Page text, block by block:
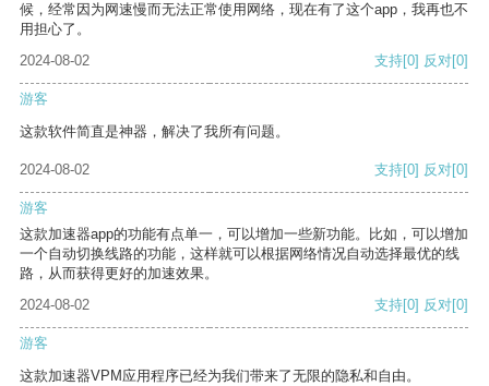
候，经常因为网速慢而无法正常使用网络，现在有了这个app，我再也不
用担心了。
2024-08-02
支持[0] 反对[0]
游客
这款软件简直是神器，解决了我所有问题。
2024-08-02 支持[0] 反对[0]
游客
这款加速器app的功能有点单一，可以增加一些新功能。比如，可以增加
一个自动切换线路的功能，这样就可以根据网络情况自动选择最优的线
路，从而获得更好的加速效果。
2024-08-02
支持[0] 反对[0]
游客
这款加速器VPM应用程序已经为我们带来了无限的隐私和自由。